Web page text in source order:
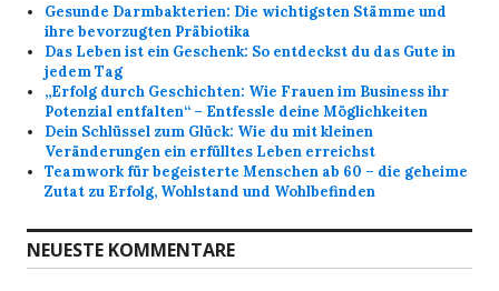
c
:
Gesunde Darmbakterien: Die wichtigsten Stämme und
ihre bevorzugten Präbiotika
Das Leben ist ein Geschenk: So entdeckst du das Gute in
jedem Tag
„Erfolg durch Geschichten: Wie Frauen im Business ihr
Potenzial entfalten“ – Entfessle deine Möglichkeiten
Dein Schlüssel zum Glück: Wie du mit kleinen
Veränderungen ein erfülltes Leben erreichst
Teamwork für begeisterte Menschen ab 60 – die geheime
Zutat zu Erfolg, Wohlstand und Wohlbefinden
NEUESTE KOMMENTARE